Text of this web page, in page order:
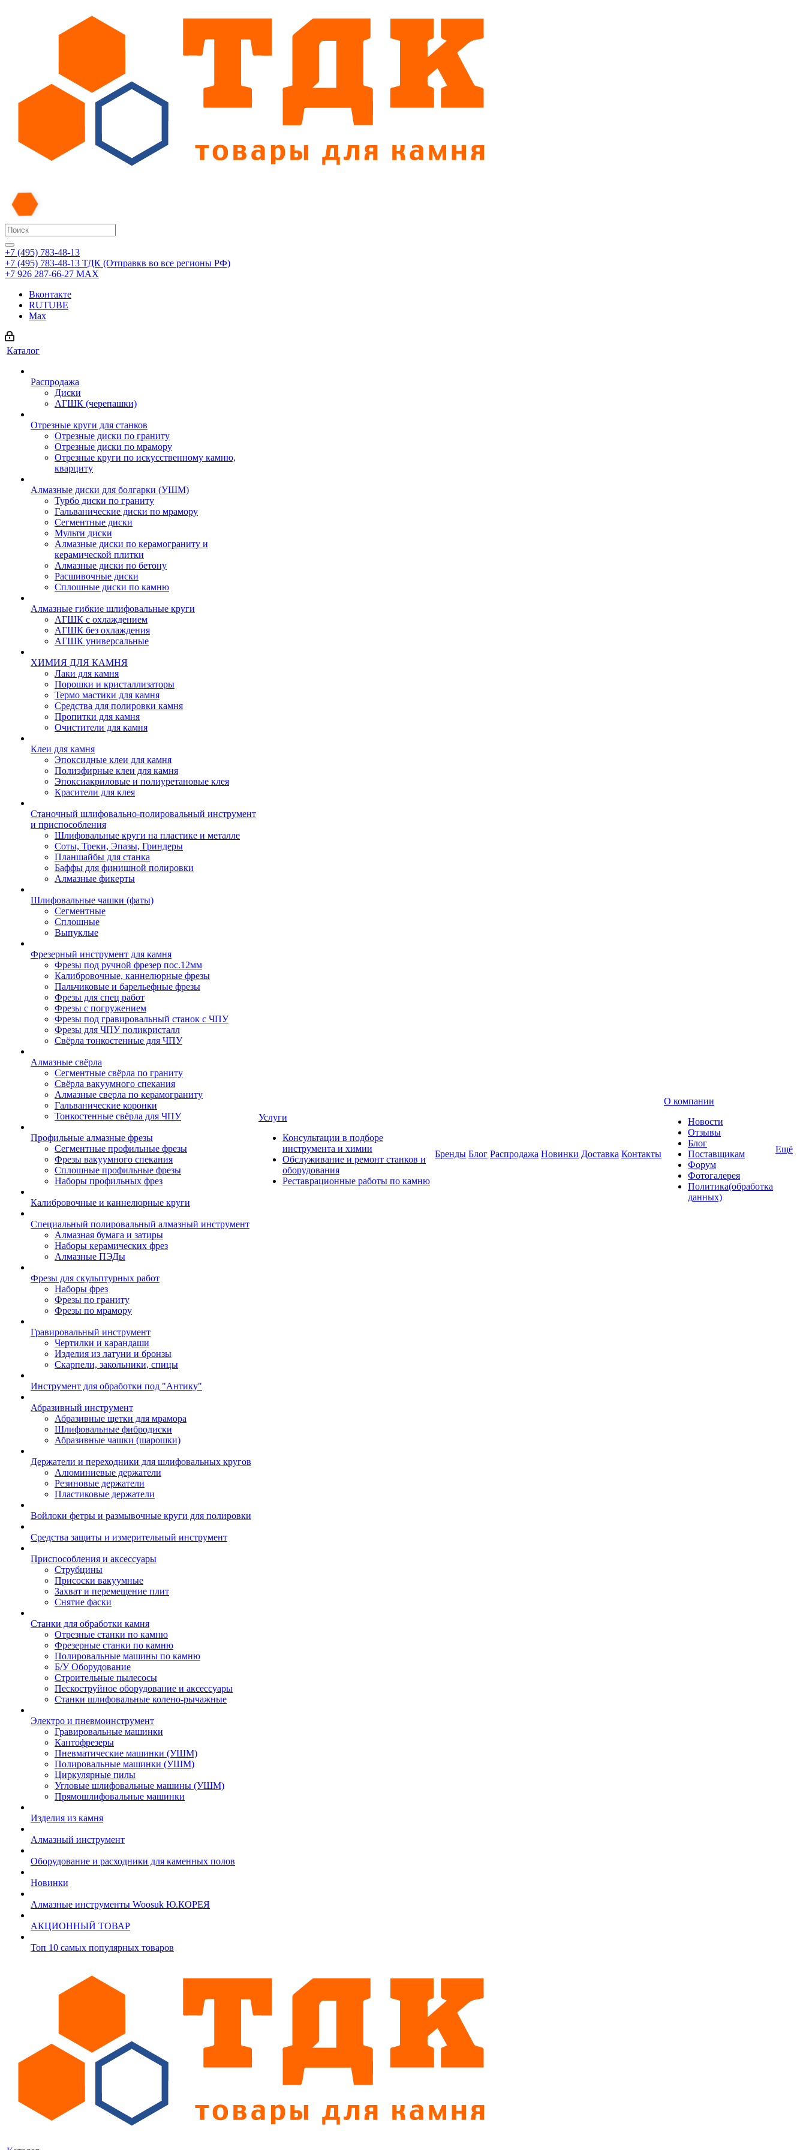
+7 (495) 783-48-13
+7 (495) 783-48-13 ТДК (Отправкв во все регионы РФ)
+7 926 287-66-27 МАХ
Вконтакте
RUTUBE
Max
Каталог
Распродажа
Диски
АГШК (черепашки)
Отрезные круги для станков
Отрезные диски по граниту
Отрезные диски по мрамору
Отрезные круги по искусственному камню,
кварциту
Алмазные диски для болгарки (УШМ)
Турбо диски по граниту
Гальванические диски по мрамору
Сегментные диски
Мульти диски
Алмазные диски по керамограниту и
керамической плитки
Алмазные диски по бетону
Расшивочные диски
Сплошные диски по камню
Алмазные гибкие шлифовальные круги
АГШК с охлаждением
АГШК без охлаждения
АГШК универсальные
ХИМИЯ ДЛЯ КАМНЯ
Лаки для камня
Порошки и кристаллизаторы
Термо мастики для камня
Средства для полировки камня
Пропитки для камня
Очистители для камня
Клеи для камня
Эпоксидные клеи для камня
Полиэфирные клеи для камня
Эпоксиакриловые и полиуретановые клея
Красители для клея
Станочный шлифовально-полировальный инструмент
и приспособления
Шлифовальные круги на пластике и металле
Соты, Треки, Эпазы, Гриндеры
Планшайбы для станка
Баффы для финишной полировки
Алмазные фикерты
Шлифовальные чашки (фаты)
Сегментные
Сплошные
Выпуклые
Фрезерный инструмент для камня
Фрезы под ручной фрезер пос.12мм
Калибровочные, каннелюрные фрезы
Пальчиковые и барельефные фрезы
Фрезы для спец работ
Фрезы с погружением
Фрезы под гравировальный станок с ЧПУ
Фрезы для ЧПУ поликристалл
Свёрла тонкостенные для ЧПУ
Алмазные свёрла
Сегментные свёрла по граниту
Свёрла вакуумного спекания
Алмазные сверла по керамограниту
Гальванические коронки
Тонкостенные свёрла для ЧПУ
Профильные алмазные фрезы
Сегментные профильные фрезы
Фрезы вакуумного спекания
Сплошные профильные фрезы
Наборы профильных фрез
Калибровочные и каннелюрные круги
Специальный полировальный алмазный инструмент
Алмазная бумага и затиры
Наборы керамических фрез
Алмазные ПЭДы
Фрезы для скульптурных работ
Наборы фрез
Фрезы по граниту
Фрезы по мрамору
Гравировальный инструмент
Чертилки и карандаши
Изделия из латуни и бронзы
Скарпели, закольники, спицы
Инструмент для обработки под "Антику"
Абразивный инструмент
Абразивные щетки для мрамора
Шлифовальные фибродиски
Абразивные чашки (шарошки)
Держатели и переходники для шлифовальных кругов
Алюминиевые держатели
Резиновые держатели
Пластиковые держатели
Войлоки фетры и размывочные круги для полировки
Средства защиты и измерительный инструмент
Приспособления и аксессуары
Струбцины
Присоски вакуумные
Захват и перемещение плит
Снятие фаски
Станки для обработки камня
Отрезные станки по камню
Фрезерные станки по камню
Полировальные машины по камню
Б/У Оборудование
Строительные пылесосы
Пескоструйное оборудование и аксессуары
Станки шлифовальные колено-рычажные
Электро и пневмоинструмент
Гравировальные машинки
Кантофрезеры
Пневматические машинки (УШМ)
Полировальные машинки (УШМ)
Циркулярные пилы
Угловые шлифовальные машины (УШМ)
Прямошлифовальные машинки
Изделия из камня
Алмазный инструмент
Оборудование и расходники для каменных полов
Новинки
Алмазные инструменты Woosuk Ю.КОРЕЯ
АКЦИОННЫЙ ТОВАР
Топ 10 самых популярных товаров
Услуги
Консультации в подборе
инструмента и химии
Обслуживание и ремонт станков и
оборудования
Реставрационные работы по камню
Бренды Блог Распродажа Новинки Доставка Контакты
О компании
Новости
Отзывы
Блог
Поставщикам
Форум
Фотогалерея
Политика(обработка
данных)
Ещё